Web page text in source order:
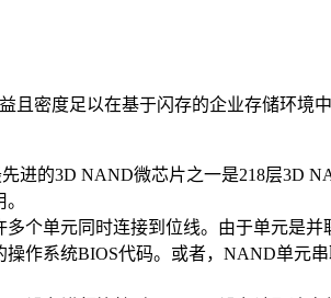
密度足以在基于闪存的企业存储环境
的3D NAND微芯片之一是218层3D
个单元同时连接到位线。由于单元是并
作系统BIOS代码。或者，NAND单元